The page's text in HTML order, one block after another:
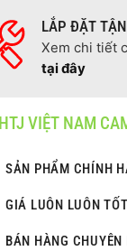
LẮP ĐẶT
Xem chi tiết
tại đây
HTJ VIỆT NAM
SẢN PHẨM CHÍNH
GIÁ LUÔN LUÔN TỐT
BÁN HÀNG CHUYÊN